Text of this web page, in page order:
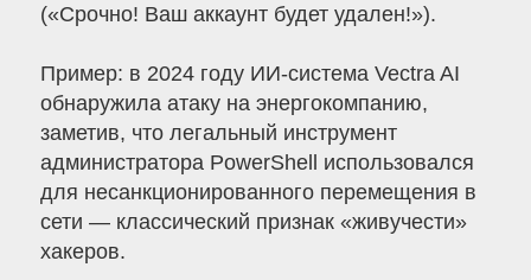
(«Срочно! Ваш аккаунт будет удален!»).
Пример: в 2024 году ИИ-система Vectra AI
обнаружила атаку на энергокомпанию,
заметив, что легальный инструмент
администратора PowerShell использовался
для несанкционированного перемещения в
сети — классический признак «живучести»
хакеров.